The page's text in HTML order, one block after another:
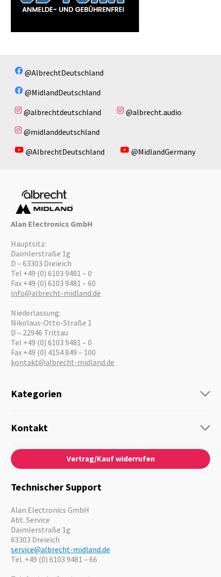
@AlbrechtDeutschland
@MidlandDeutschland
@albrechtdeutschland
@albrecht.audio
@midlanddeutschland
@AlbrechtDeutschland
@MidlandGermany
Alan Electronics GmbH
Hauptsitz:
Daimlerstraße 1g
D – 63303 Dreieich
Tel +49 (0) 6103 9481 – 0
Fax +49 (0) 6103 9481 – 60
info@albrecht-midland.de
Niederlassung:
Nikolaus-Otto-Straße 1
D – 22946 Trittau
Tel +49 (0) 6103 9481 – 0
Fax +49 (0) 4154 849 – 100
kontakt@albrecht-midland.de
Kategorien
Personenführung
Audio
Notfallvorsorge
Motorrad
Angebote
Kontakt
Kontaktformular
Über Uns
News
Kataloge
Vertrag/Kauf widerrufen
Technischer Support
Alan Electronics GmbH
Abt. Service
Daimlerstraße 1g
63303 Dreieich
service@albrecht-midland.de
Tel. +49 (0) 6103 9481 – 66